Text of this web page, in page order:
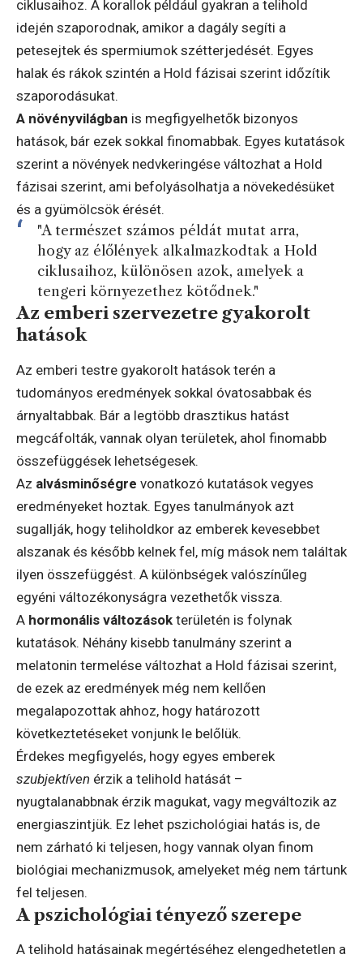
ciklusaihoz. A korallok például gyakran a telihold
idején szaporodnak, amikor a dagály segíti a
petesejtek és spermiumok szétterjedését. Egyes
halak és rákok szintén a Hold fázisai szerint időzítik
szaporodásukat.
A növényvilágban is megfigyelhetők bizonyos
hatások, bár ezek sokkal finomabbak. Egyes kutatások
szerint a növények nedvkeringése változhat a Hold
fázisai szerint, ami befolyásolhatja a növekedésüket
és a gyümölcsök érését.
"A természet számos példát mutat arra,
hogy az élőlények alkalmazkodtak a Hold
ciklusaihoz, különösen azok, amelyek a
tengeri környezethez kötődnek."
Az emberi szervezetre gyakorolt
hatások
Az emberi testre gyakorolt hatások terén a
tudományos eredmények sokkal óvatosabbak és
árnyaltabbak. Bár a legtöbb drasztikus hatást
megcáfolták, vannak olyan területek, ahol finomabb
összefüggések lehetségesek.
Az alvásminőségre vonatkozó kutatások vegyes
eredményeket hoztak. Egyes tanulmányok azt
sugallják, hogy teliholdkor az emberek kevesebbet
alszanak és később kelnek fel, míg mások nem találtak
ilyen összefüggést. A különbségek valószínűleg
egyéni változékonyságra vezethetők vissza.
A hormonális változások területén is folynak
kutatások. Néhány kisebb tanulmány szerint a
melatonin termelése változhat a Hold fázisai szerint,
de ezek az eredmények még nem kellően
megalapozottak ahhoz, hogy határozott
következtetéseket vonjunk le belőlük.
Érdekes megfigyelés, hogy egyes emberek
szubjektíven érzik a telihold hatását –
nyugtalanabbnak érzik magukat, vagy megváltozik az
energiaszintjük. Ez lehet pszichológiai hatás is, de
nem zárható ki teljesen, hogy vannak olyan finom
biológiai mechanizmusok, amelyeket még nem tártunk
fel teljesen.
A pszichológiai tényező szerepe
A telihold hatásainak megértéséhez elengedhetetlen a